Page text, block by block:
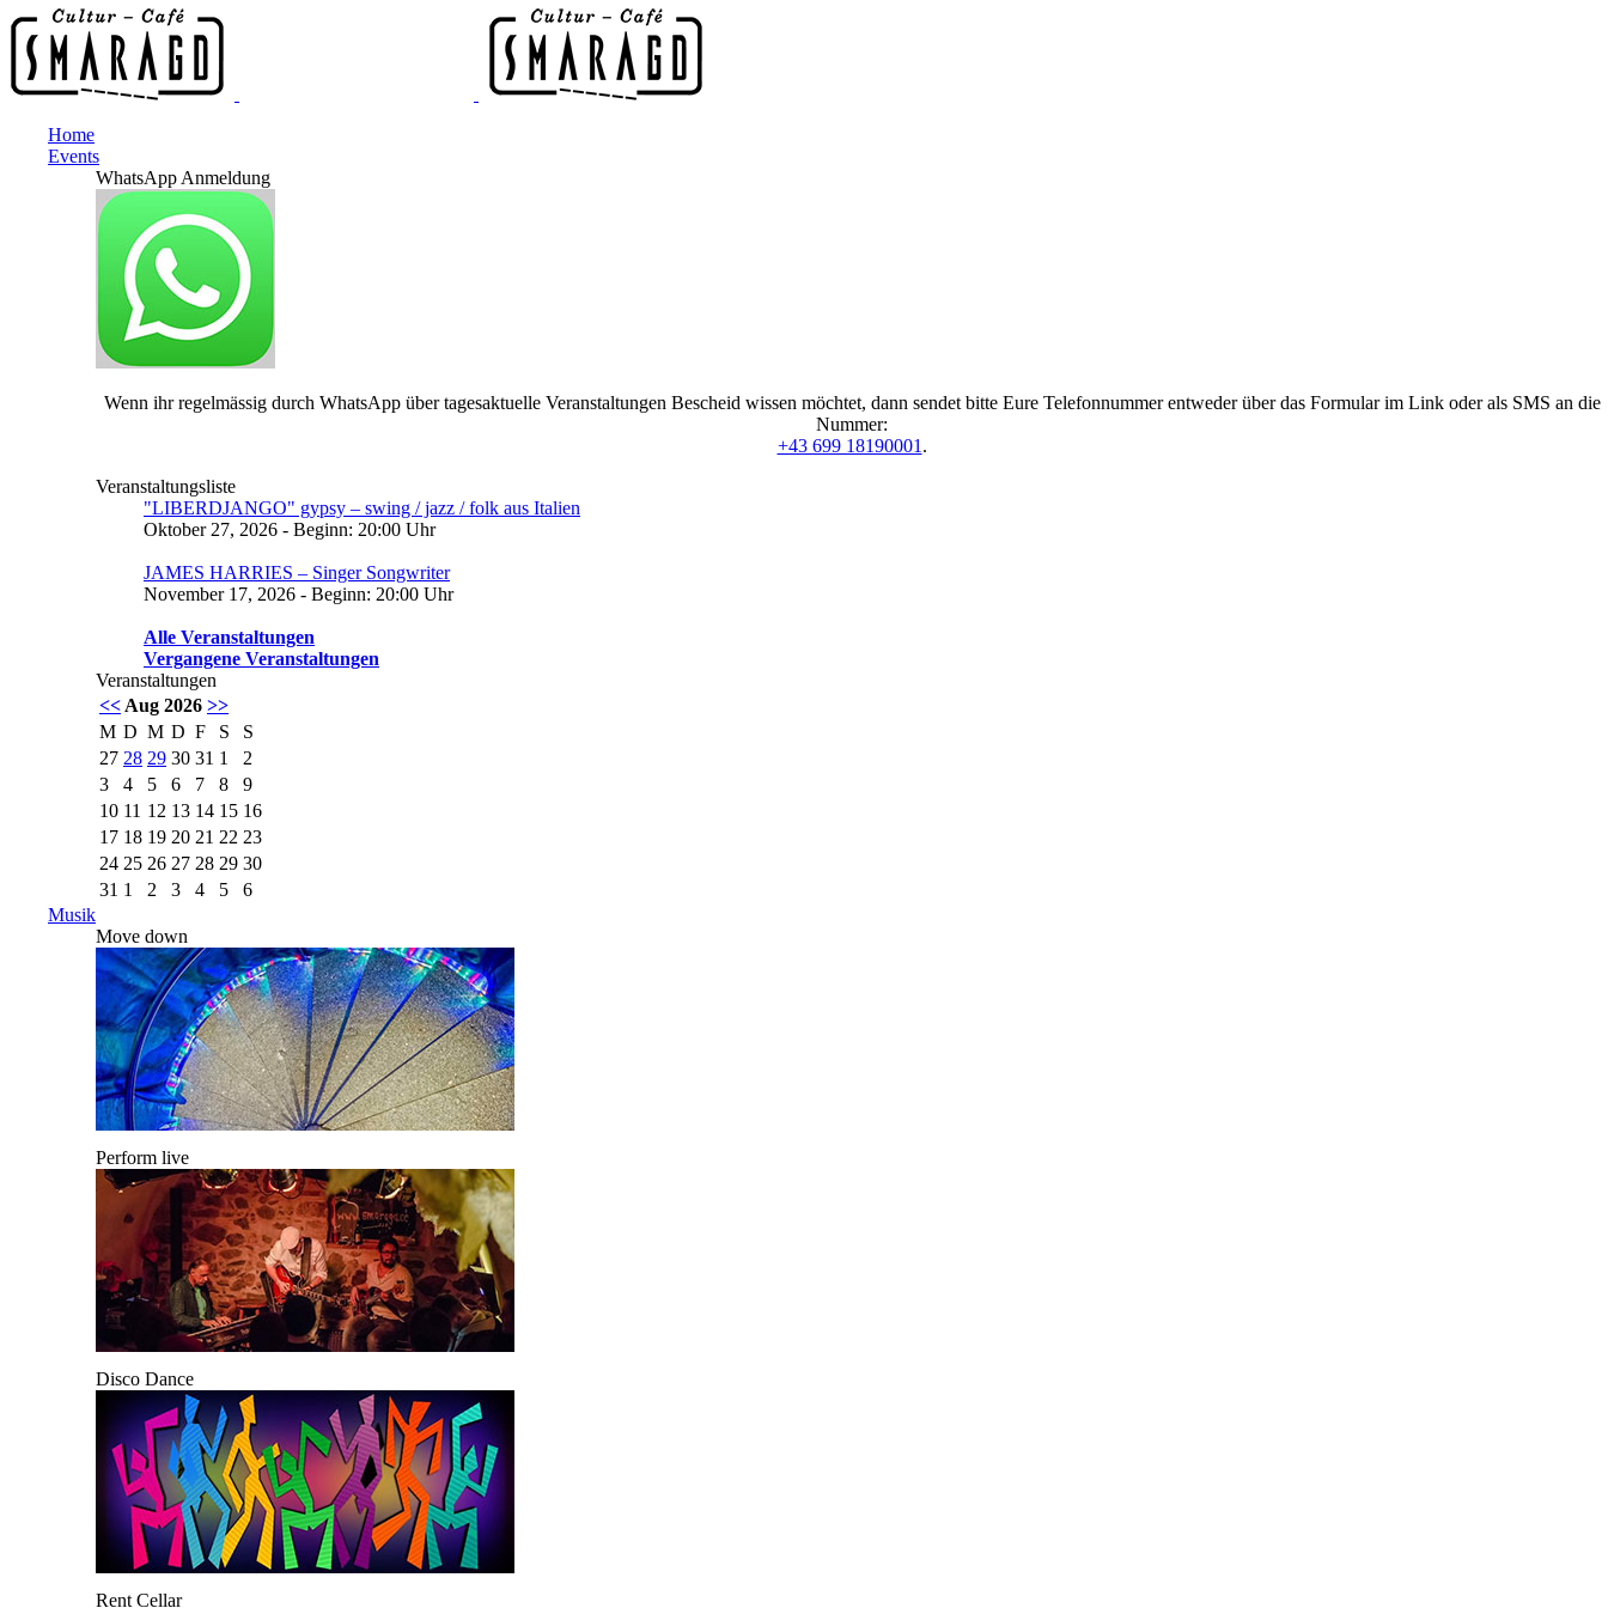
Home
Events
WhatsApp Anmeldung
Wenn ihr regelmässig durch WhatsApp über tagesaktuelle Veranstaltungen Bescheid wissen möchtet, dann sendet bitte Eure Telefonnummer entweder über das Formular im Link oder als SMS an die
Nummer:
+43 699 18190001 .
Veranstaltungsliste
"LIBERDJANGO" gypsy – swing / jazz / folk aus Italien
Oktober 27, 2026 - Beginn: 20:00 Uhr
JAMES HARRIES – Singer Songwriter
November 17, 2026 - Beginn: 20:00 Uhr
Alle Veranstaltungen
Vergangene Veranstaltungen
Veranstaltungen
<< Aug 2026 >>
M D M D F S
S
27 28 29 30 31 1
2
3
4 5 6 7 8
9
10 11 12 13 14 15 16
17 18 19 20 21 22 23
24 25 26 27 28 29 30
31 1 2 3 4 5
6
Musik
Move down
Perform live
Disco Dance
Rent Cellar